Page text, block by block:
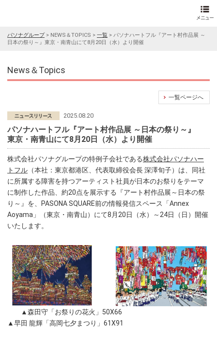
パソナグループ> NEWS＆TOPICS > 一覧 > パソナハートフル『アート村作品展 ～
日本の祭り～』東京・南青山にて8月20日（水）より開催
News＆Topics
一覧ページへ
2025.08.20
パソナハートフル『アート村作品展 ～日本の祭り～』
東京・南青山にて8月20日（水）より開催
株式会社パソナグループの特例子会社である株式会社パソナハー
トフル （本社：東京都港区、代表取締役会長 深澤旬子）は、同社
に所属する障害を持つアーティスト社員が日本のお祭りをテーマ
に制作した作品、約20点を展示する『アート村作品展～日本の祭
り～』を、PASONA SQUARE前の情報発信スペース「Annex
Aoyama」（東京・南青山）にて8月20日（水）～24日（日）開催
いたします。
▲森田守「お祭りの花火」50X66
▲早田 龍輝「高岡七夕まつり」61X91